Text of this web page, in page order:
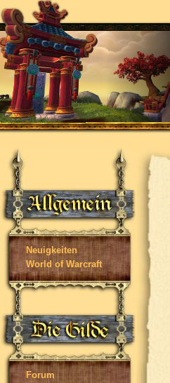
Neuigkeiten
World of Warcraft
Forum